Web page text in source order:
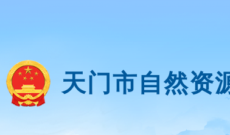
天门市自然资